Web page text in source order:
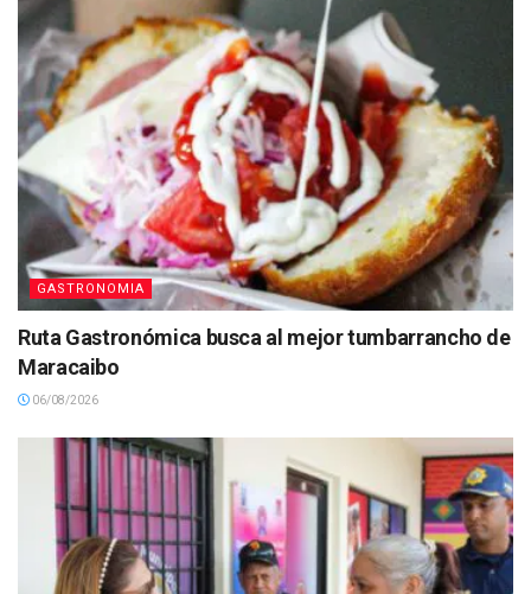
GASTRONOMIA
Ruta Gastronómica busca al mejor tumbarrancho de
Maracaibo
06/08/2026